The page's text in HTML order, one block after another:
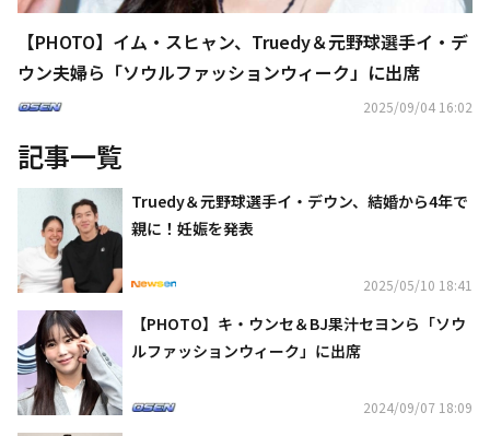
【PHOTO】イム・スヒャン、Truedy＆元野球選手イ・デ
ウン夫婦ら「ソウルファッションウィーク」に出席
2025/09/04 16:02
記事一覧
Truedy＆元野球選手イ・デウン、結婚から4年で
親に！妊娠を発表
2025/05/10 18:41
【PHOTO】キ・ウンセ＆BJ果汁セヨンら「ソウ
ルファッションウィーク」に出席
2024/09/07 18:09